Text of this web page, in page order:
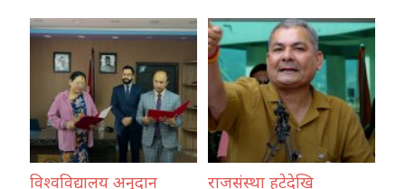
विश्वविद्यालय अनुदान
राजसंस्था हटेदेखि